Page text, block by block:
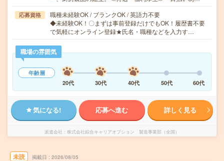
応募資格
職種未経験OK / ブランクOK / 英語力不要
◆未経験OK！〇まずは事前登録だけでもOK！履歴書不要
で気軽にオンライン登録★氏名・職種などを入力す…
職場の雰囲気
年齢層
20代
30代 40代 50代 60代
気になる! 応募へ進む 詳しく見る
派遣会社 株式会社綜合キャリアオプション 製造事業部（全国）
未読 掲載日 2026/08/05